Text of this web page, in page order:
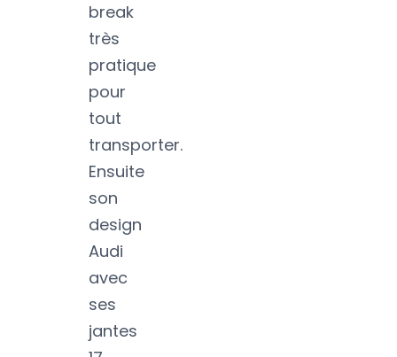
break
très
pratique
pour
tout
transporter.
Ensuite
son
design
Audi
avec
ses
jantes